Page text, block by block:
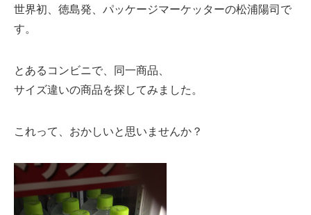
世界初、徳島発、パッケージマーケッターの松浦陽司で
す。
とあるコンビニで、同一商品、
サイズ違いの商品を探してみました。
これって、おかしいと思いませんか？